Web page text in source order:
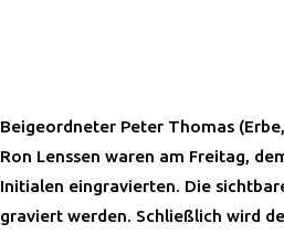
Beigeordneter Peter Thomas
Ron Lenssen waren am Freitag,
Initialen eingravierten. Die
graviert werden. Schließlich wird